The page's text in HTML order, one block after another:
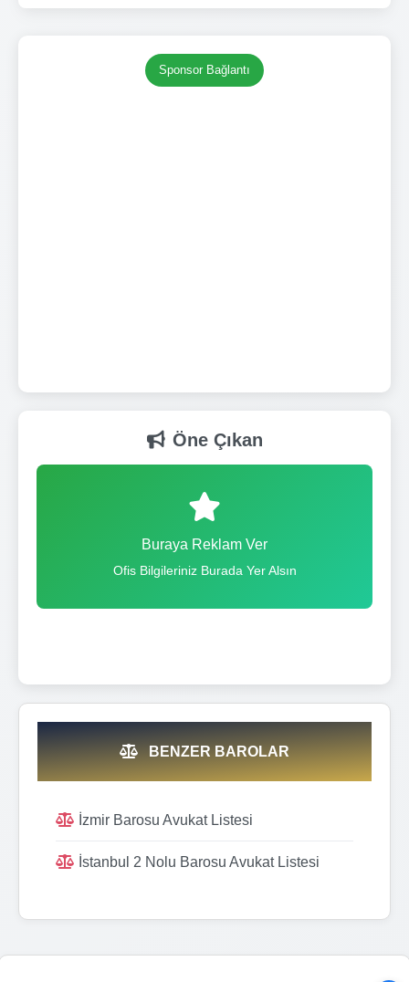
Sponsor Bağlantı
Öne Çıkan
Buraya Reklam Ver
Ofis Bilgileriniz Burada Yer Alsın
BENZER BAROLAR
İzmir Barosu Avukat Listesi
İstanbul 2 Nolu Barosu Avukat Listesi